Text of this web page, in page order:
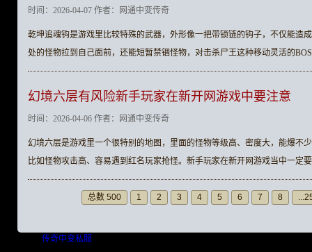
时间：2026-04-07 作者：网通中变传奇
乾坤追魂钩是游戏里比较特殊的武器，外形像一把带锁链的钩子，不仅能造
处的怪物拉到自己面前，还能短暂禁锢怪物，对击杀尸王这种移动灵活的
幻境六层有风险新手玩家在新开网游戏中要注意
时间：2026-04-06 作者：网通中变传奇
幻境六层是游戏里一个很特别的地图，里面的怪物等级高、密度大，能爆不
比如怪物攻击高、容易遇到红名玩家抢怪。新手玩家在新开网游戏当中一定
总数 500 1 2 3 4 5 6 7 8
传奇中变私服